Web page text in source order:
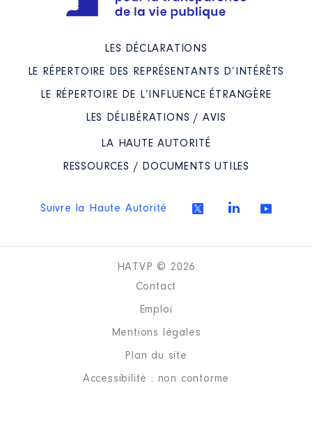
LES DÉCLARATIONS
LE RÉPERTOIRE DES REPRÉSENTANTS D’INTÉRÊTS
LE RÉPERTOIRE DE L’INFLUENCE ÉTRANGÈRE
LES DÉLIBÉRATIONS / AVIS
LA HAUTE AUTORITÉ
RESSOURCES / DOCUMENTS UTILES
Suivre la Haute Autorité
HATVP © 2026
Contact
Emploi
Mentions légales
Plan du site
Accessibilité : non conforme